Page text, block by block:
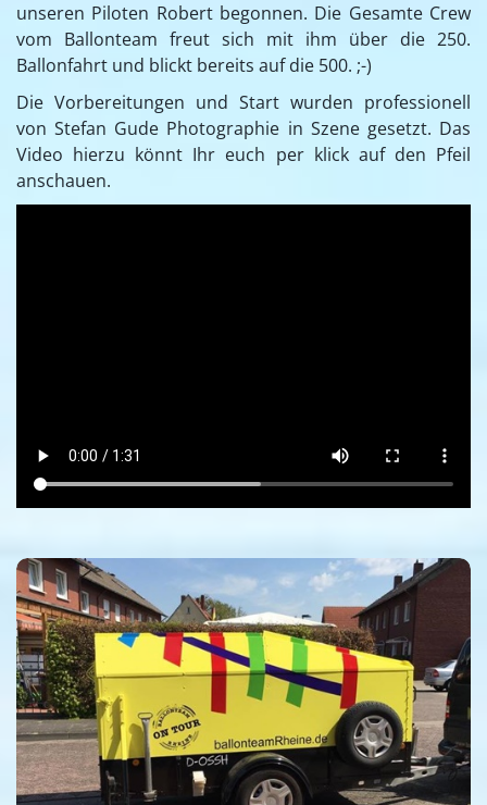
unseren Piloten Robert begonnen. Die Gesamte Crew
vom Ballonteam freut sich mit ihm über die 250.
Ballonfahrt und blickt bereits auf die 500. ;-)
Die Vorbereitungen und Start wurden professionell
von Stefan Gude Photographie in Szene gesetzt. Das
Video hierzu könnt Ihr euch per klick auf den Pfeil
anschauen.